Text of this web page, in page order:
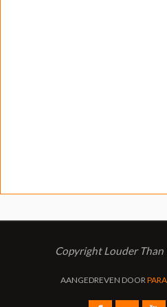
Copyright Louder
AANGEDREVEN DOOR